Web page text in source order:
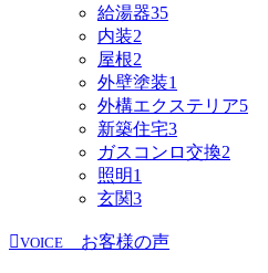
給湯器35
内装2
屋根2
外壁塗装1
外構エクステリア5
新築住宅3
ガスコンロ交換2
照明1
玄関3
VOICE お客様の声